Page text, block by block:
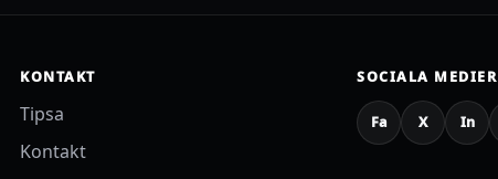
KONTAKT
Tipsa
Kontakt
SOCIALA MEDIER
Fa X In